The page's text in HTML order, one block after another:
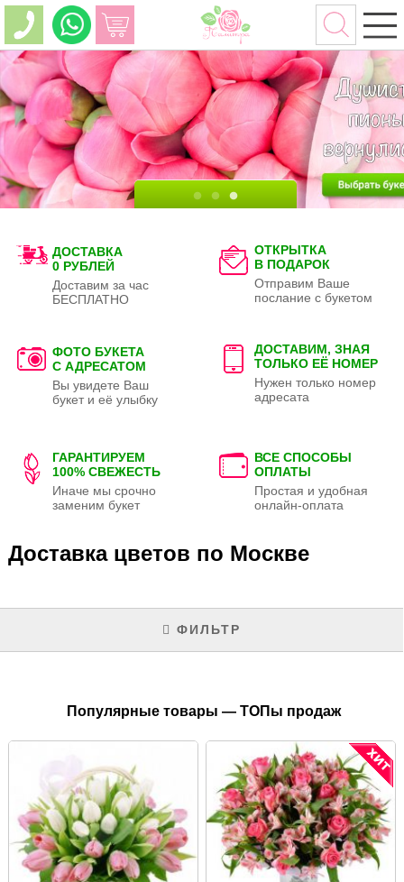
ДОСТАВКА
0 РУБЛЕЙ
Доставим за час
БЕСПЛАТНО
ОТКРЫТКА
В ПОДАРОК
Отправим Ваше
послание с букетом
ФОТО БУКЕТА
С АДРЕСАТОМ
Вы увидете Ваш
букет и её улыбку
ДОСТАВИМ, ЗНАЯ
ТОЛЬКО ЕЁ НОМЕР
Нужен только номер
адресата
ГАРАНТИРУЕМ
100% СВЕЖЕСТЬ
Иначе мы срочно
заменим букет
ВСЕ СПОСОБЫ
ОПЛАТЫ
Простая и удобная
онлайн-оплата
Доставка цветов по Москве
ФИЛЬТР
Популярные товары — ТОПы продаж